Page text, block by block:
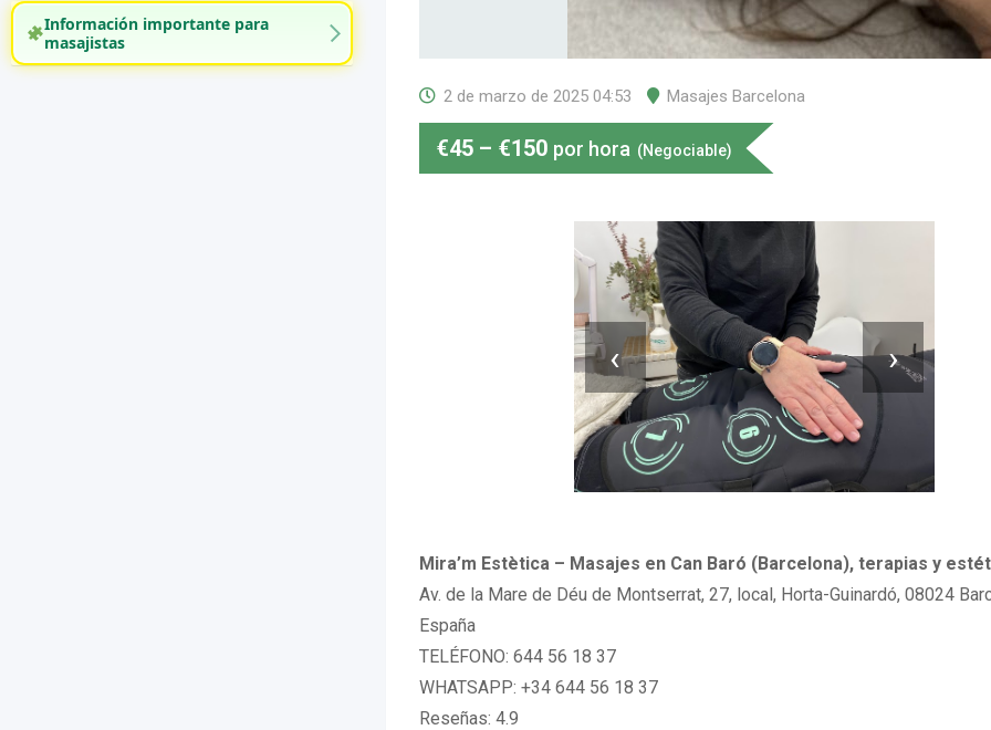
Información importante para
masajistas
2 de marzo de 2025 04:53 Masajes Barcelona
€45 – €150 por hora (Negociable)
‹ ›
Mira’m Estètica – Masajes en Can Baró (Barcelona), terapias y
Av. de la Mare de Déu de Montserrat, 27, local, Horta-Guinardó, 08024
España
TELÉFONO: 644 56 18 37
WHATSAPP: +34 644 56 18 37
Reseñas: 4.9